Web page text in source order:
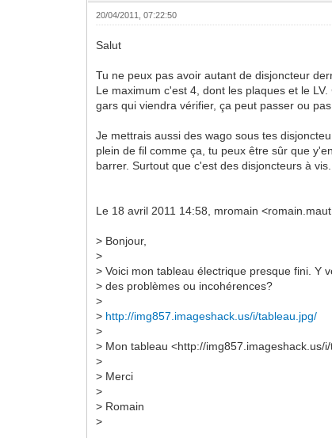
20/04/2011, 07:22:50
Salut
Tu ne peux pas avoir autant de disjoncteur
Le maximum c'est 4, dont les plaques et le
gars qui viendra vérifier, ça peut passer ou pas.
Je mettrais aussi des wago sous tes
plein de fil comme ça, tu peux être sûr que
barrer. Surtout que c'est des disjoncteurs à vis.
Le 18 avril 2011 14:58, mromain
> Bonjour,
>
> Voici mon tableau électrique presque fini. Y
> des problèmes ou incohérences?
>
> http://img857.imageshack.us/i/tableau.jpg/
>
> Mon tableau <http://img857.imageshack.us/
>
> Merci
>
> Romain
>